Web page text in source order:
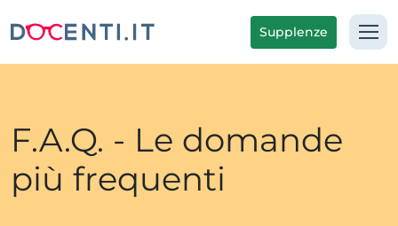
Supplenze
F.A.Q. - Le domande
più frequenti